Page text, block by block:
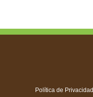
Política de Privacidad